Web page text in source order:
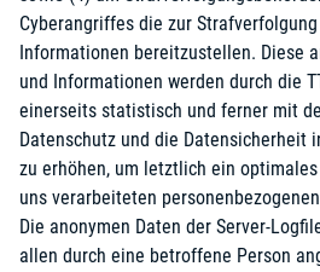
Cyberangriffes die zur
Informationen bereitzustellen. Diese
und Informationen werden durch die
einerseits statistisch und ferner mit
Datenschutz und die Datensicherheit
zu erhöhen, um letztlich ein
uns verarbeiteten
Die anonymen Daten der Server-
allen durch eine betroffene Person